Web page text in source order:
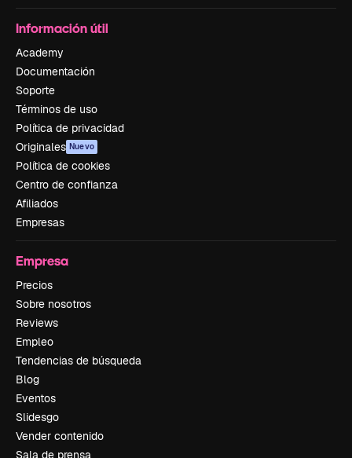
Información útil
Academy
Documentación
Soporte
Términos de uso
Política de privacidad
Originales Nuevo
Política de cookies
Centro de confianza
Afiliados
Empresas
Empresa
Precios
Sobre nosotros
Reviews
Empleo
Tendencias de búsqueda
Blog
Eventos
Slidesgo
Vender contenido
Sala de prensa